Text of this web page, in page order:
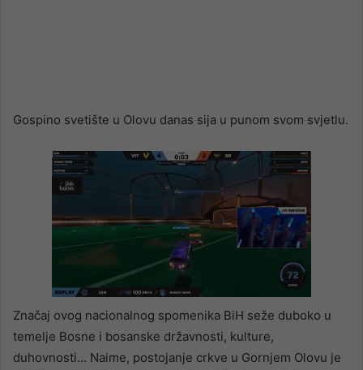
Gospino svetište u Olovu danas sija u punom svom svjetlu.
Značaj ovog nacionalnog spomenika BiH seže duboko u
temelje Bosne i bosanske državnosti, kulture,
duhovnosti… Naime, postojanje crkve u Gornjem Olovu je